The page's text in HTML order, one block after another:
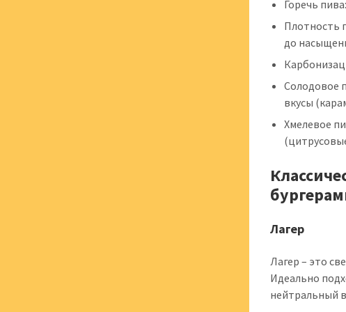
Горечь
Плотность
до
Солодовое
вкусы
Хмелевое
Лагер
Лагер – это
Идеально
нейтральный